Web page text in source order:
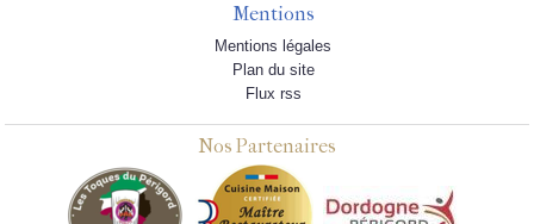
Mentions
Mentions légales
Plan du site
Flux rss
Nos Partenaires